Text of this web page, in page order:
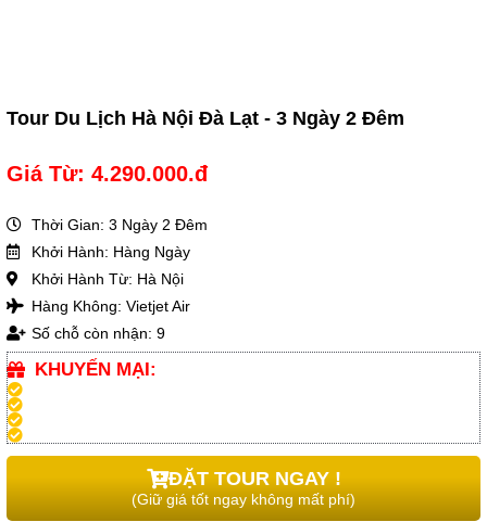
Tour Du Lịch Hà Nội Đà Lạt - 3 Ngày 2 Đêm
Giá Từ: 4.290.000.đ
Thời Gian: 3 Ngày 2 Đêm
Khởi Hành: Hàng Ngày
Khởi Hành Từ: Hà Nội
Hàng Không: Vietjet Air
Số chỗ còn nhận: 9
KHUYẾN MẠI:
ĐẶT TOUR NGAY !
(Giữ giá tốt ngay không mất phí)